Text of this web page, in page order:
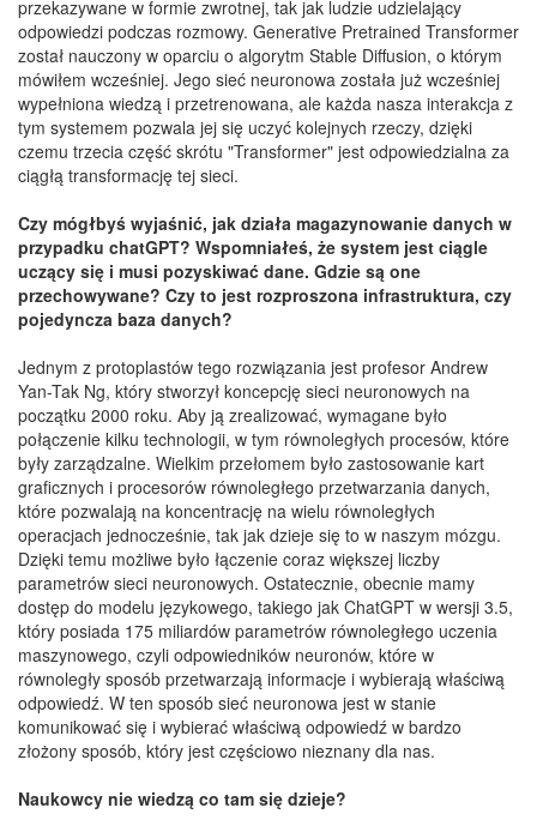
przekazywane w formie zwrotnej, tak jak ludzie udzielający
odpowiedzi podczas rozmowy. Generative Pretrained Transformer
został nauczony w oparciu o algorytm Stable Diffusion, o którym
mówiłem wcześniej. Jego sieć neuronowa została już wcześniej
wypełniona wiedzą i przetrenowana, ale każda nasza interakcja z
tym systemem pozwala jej się uczyć kolejnych rzeczy, dzięki
czemu trzecia część skrótu "Transformer" jest odpowiedzialna za
ciągłą transformację tej sieci.
Czy mógłbyś wyjaśnić, jak działa magazynowanie danych w
przypadku chatGPT? Wspomniałeś, że system jest ciągle
uczący się i musi pozyskiwać dane. Gdzie są one
przechowywane? Czy to jest rozproszona infrastruktura, czy
pojedyncza baza danych?
Jednym z protoplastów tego rozwiązania jest profesor Andrew
Yan-Tak Ng, który stworzył koncepcję sieci neuronowych na
początku 2000 roku. Aby ją zrealizować, wymagane było
połączenie kilku technologii, w tym równoległych procesów, które
były zarządzalne. Wielkim przełomem było zastosowanie kart
graficznych i procesorów równoległego przetwarzania danych,
które pozwalają na koncentrację na wielu równoległych
operacjach jednocześnie, tak jak dzieje się to w naszym mózgu.
Dzięki temu możliwe było łączenie coraz większej liczby
parametrów sieci neuronowych. Ostatecznie, obecnie mamy
dostęp do modelu językowego, takiego jak ChatGPT w wersji 3.5,
który posiada 175 miliardów parametrów równoległego uczenia
maszynowego, czyli odpowiedników neuronów, które w
równoległy sposób przetwarzają informacje i wybierają właściwą
odpowiedź. W ten sposób sieć neuronowa jest w stanie
komunikować się i wybierać właściwą odpowiedź w bardzo
złożony sposób, który jest częściowo nieznany dla nas.
Naukowcy nie wiedzą co tam się dzieje?